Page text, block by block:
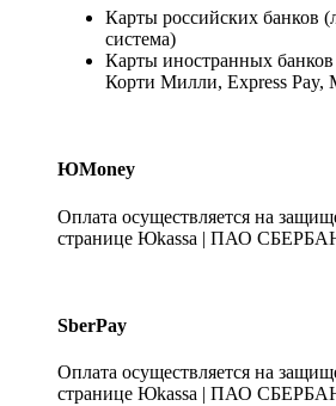
Карты российских банков
система)
Карты иностранных
Корти Милли, Express Pay,
ЮMoney
Оплата осуществляется на
странице Юkassa | ПАО
SberPay
Оплата осуществляется на
странице Юkassa | ПАО